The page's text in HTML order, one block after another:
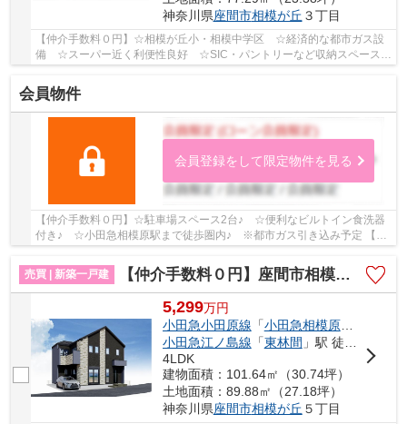
神奈川県座間市相模が丘 ３丁目
【仲介手数料０円】☆相模が丘小・相模中学区 ☆経済的な都市ガス設
備 ☆スーパー近く利便性良好 ☆SIC・パントリーなど収納スペース豊
会員物件
会員登録をして限定物件を見る
【仲介手数料０円】☆駐車場スペース2台♪ ☆便利なビルトイン食洗器
付き♪ ☆小田急相模原駅まで徒歩圏内♪ ※都市ガス引き込み予定 【座
間市の新築一戸建てのことならリビングボイスにお...
売買 | 新築一戸建
【仲介手数料０円】座間市相模が丘9期 新築一戸建て
5,299万円
小田急小田原線 「小田急相模原」駅 徒歩9
小田急江ノ島線 「東林間 」駅 徒歩25分
4LDK
建物面積：101.64㎡（30.74坪）
土地面積：89.88㎡（27.18坪）
神奈川県座間市相模が丘 ５丁目